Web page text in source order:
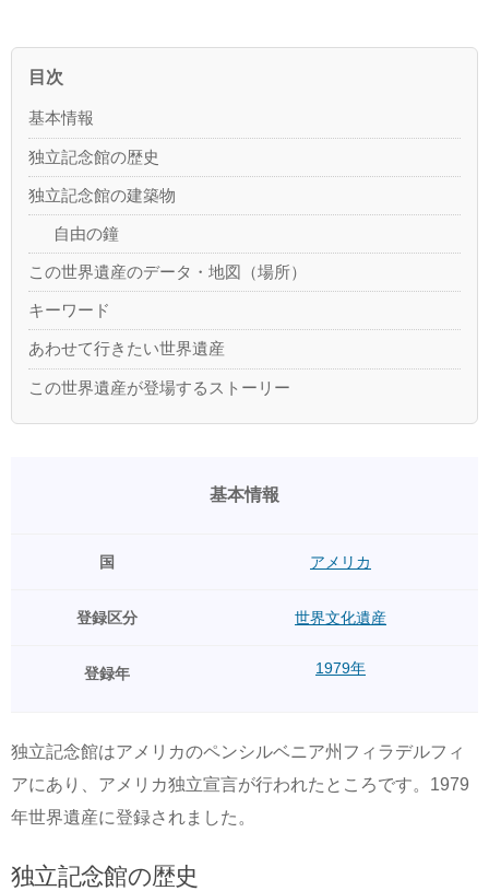
目次
基本情報
独立記念館の歴史
独立記念館の建築物
自由の鐘
この世界遺産のデータ・地図（場所）
キーワード
あわせて行きたい世界遺産
この世界遺産が登場するストーリー
基本情報
国 アメリカ
登録区分 世界文化遺産
登録年 1979年
独立記念館はアメリカのペンシルベニア州フィラデルフィ
アにあり、アメリカ独立宣言が行われたところです。1979
年世界遺産に登録されました。
独立記念館の歴史